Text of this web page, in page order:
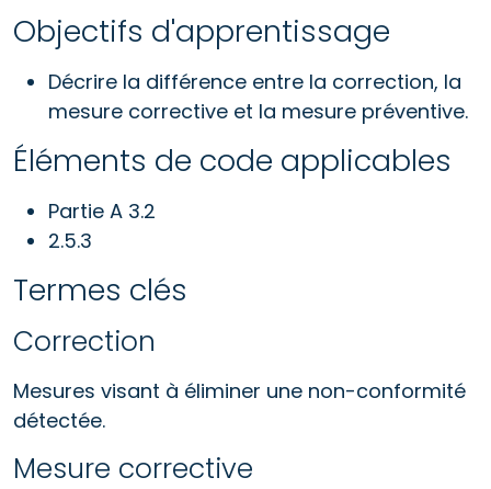
Objectifs d'apprentissage
Décrire la différence entre la correction, la
mesure corrective et la mesure préventive.
Éléments de code applicables
Partie A 3.2
2.5.3
Termes clés
Correction
Mesures visant à éliminer une non-conformité
détectée.
Mesure corrective